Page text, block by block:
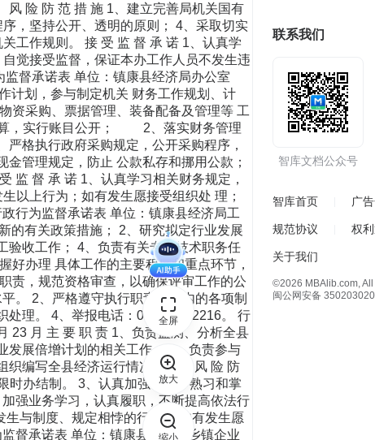
险 防 范 措 施 1、建立完善局机关国有
，坚持公开、透明的原则； 4、采取切实
工作规则。 接 受 监 督 承 诺 1、认真学
觉接受监督，保证本办工作人员不发生违
督承诺表 单位：镇康县经济局办公室
计划，参与制定机关 财务工作规划、计
资采购、票据管理、装备配备及管理等 工
算，实行账目公开； 2、落实财务管理
格执行政府采购规定，公开采购程序，
管理规定，防止 公款私存和挪用公款；
监 督 承 诺 1、认真学习相关财务规定，
以上行为；如有发生愿接受组织处 理；
行为监督承诺表 单位：镇康县经济局工
的有关政策措施； 2、研究拟定行业发展
验收工作； 4、负责有关专业技术职务任
好办理 具体工作的主要程序和重点环节，
责，规范资格审查，以确保评审工作的公
。 2、严格遵守执行职责范围内的各项制
处理。 4、举报电话：0883-6632216。 行
23 月 主 要 职 责 1、负责监测、分析全县
发展倍增计划的相关工作； 3、负责参与
织编写全县经济运行情况分析。 风 险 防
时办结制。 3、认真加强学习，熟习和掌
强业务学习，认真履职，不断提高依法行
与制度、规定相悖的行为， 如有发生愿
督承诺表 单位：镇康县经济局乡镇企业
联系我们
智库文档公众号
智库首页 广
规范协议 权
关于我们
©2026 MBAlib.com,
闽公网安备
全屏
放大
缩小